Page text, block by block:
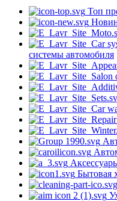
Топ
системы автомобиля
Бытовая